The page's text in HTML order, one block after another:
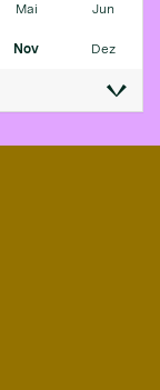
Mai Jun
Nov Dez